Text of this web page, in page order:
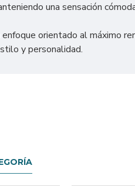
una sensación
orientado al máximo
y personalidad.